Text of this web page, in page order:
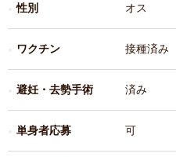
性別 オス
ワクチン 接種済み
避妊・去勢手術 済み
単身者応募 可